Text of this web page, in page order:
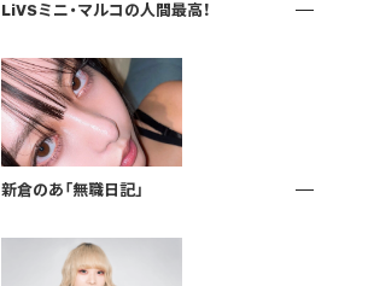
LiVSミニ・マルコの人間最高！
新倉のあ「無職日記」